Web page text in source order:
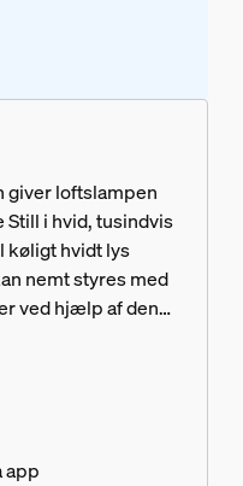
giver loftslampen
Still i hvid, tusindvis
køligt hvidt lys
nemt styres med
ved hjælp af den
Få adgang til
med en
app